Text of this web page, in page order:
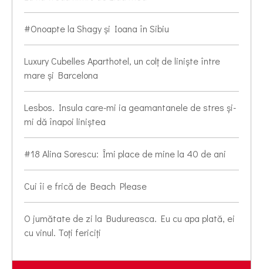
#Onoapte la Shagy și Ioana în Sibiu
Luxury Cubelles Aparthotel, un colț de liniște între
mare și Barcelona
Lesbos. Insula care-mi ia geamantanele de stres și-
mi dă înapoi liniștea
#18 Alina Sorescu: Îmi place de mine la 40 de ani
Cui îi e frică de Beach Please
O jumătate de zi la Budureasca. Eu cu apa plată, ei
cu vinul. Toți fericiți